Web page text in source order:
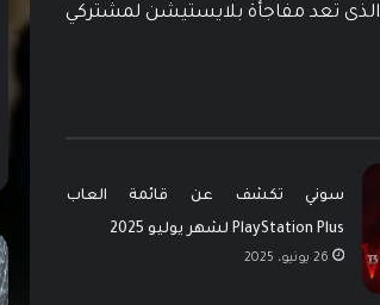
طرح ثلاثة العاب لمستخدمي PS4 وجاءت في المقدمة لعبة Just Cause 3 الذى تعد مفاجأة بلايستيشن لمشتركي
سوني تكشف عن قائمة العاب
PlayStation Plus لشهر يوليو 2025
26 يونيو، 2025